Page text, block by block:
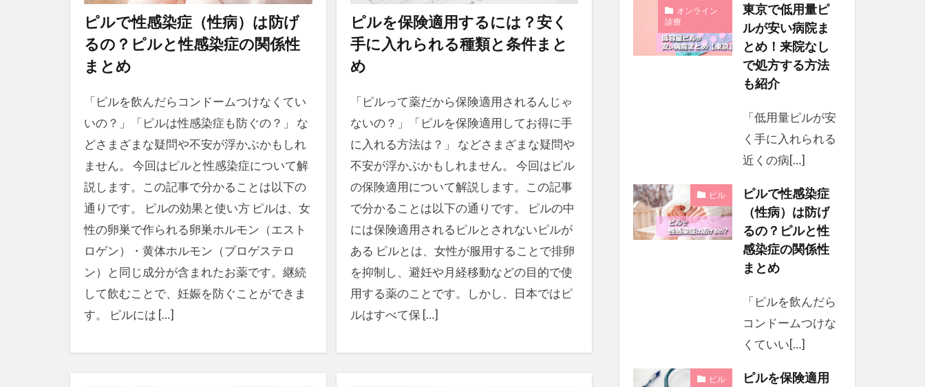
ピルで性感染症（性病）は防げ
るの？ピルと性感染症の関係性
まとめ
「ピルを飲んだらコンドームつけなくてい
いの？」「ピルは性感染症も防ぐの？」 な
どさまざまな疑問や不安が浮かぶかもしれ
ません。 今回はピルと性感染症について解
説します。この記事で分かることは以下の
通りです。 ピルの効果と使い方 ピルは、女
性の卵巣で作られる卵巣ホルモン（エスト
ロゲン）・黄体ホルモン（プロゲステロ
ン）と同じ成分が含まれたお薬です。継続
して飲むことで、妊娠を防ぐことができま
す。 ピルには […]
ピルを保険適用するには？安く
手に入れられる種類と条件まと
め
「ピルって薬だから保険適用されるんじゃ
ないの？」「ピルを保険適用してお得に手
に入れる方法は？」 などさまざまな疑問や
不安が浮かぶかもしれません。 今回はピル
の保険適用について解説します。この記事
で分かることは以下の通りです。 ピルの中
には保険適用されるピルとされないピルが
ある ピルとは、女性が服用することで排卵
を抑制し、避妊や月経移動などの目的で使
用する薬のことです。しかし、日本ではピ
ルはすべて保 […]
オンライン
診療
東京で低用量ピ
ルが安い病院ま
とめ！来院なし
で処方する方法
も紹介
「低用量ピルが安
く手に入れられる
近くの病[…]
ピル
ピルで性感染症
（性病）は防げ
るの？ピルと性
感染症の関係性
まとめ
「ピルを飲んだら
コンドームつけな
くていい[…]
ピル
ピルを保険適用